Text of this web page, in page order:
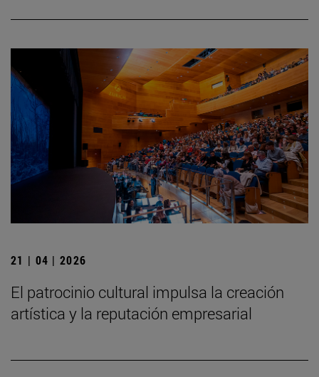
21 | 04 | 2026
El patrocinio cultural impulsa la creación
artística y la reputación empresarial